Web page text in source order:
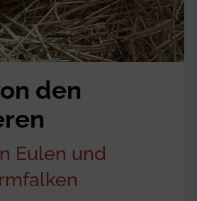
den
Eulen und